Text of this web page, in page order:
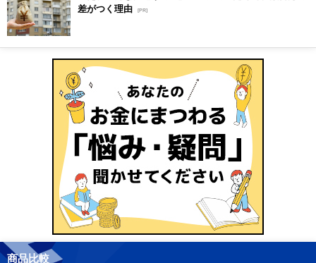
差がつく理由 [PR]
商品比較